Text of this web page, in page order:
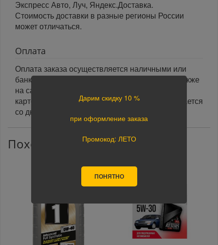
Экспресс Авто, Луч, Яндекс.Доставка.
Стоимость доставки в разные регионы России
может отличаться.
Оплата
Оплата заказа осуществляется наличными или
банковской картой курьеру при получении, а также
на сайте при оформлении заказа. При оплате
картой на сайте указанный срок доставки считается
со дня поступления оплаты.
Похожие товары
Дарим скидку 10 %
при оформление заказа
Промокод: ЛЕТО
ПОНЯТНО